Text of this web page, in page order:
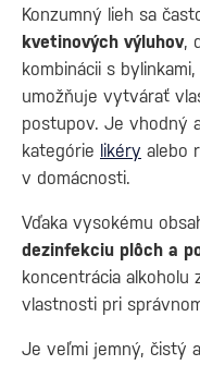
Konzumný lieh sa
kvetinových výluhov,
kombinácii s
umožňuje vytvárať
postupov. Je vhodný
kategórie likéry alebo
v domácnosti.
Vďaka vysokému
dezinfekciu plôch a
koncentrácia alkoholu
vlastnosti pri
Je veľmi jemný, čistý